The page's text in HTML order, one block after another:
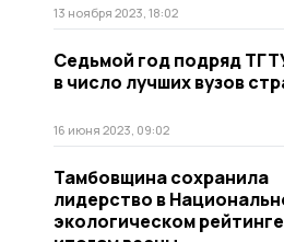
13 ноября 2023, 18:02
Седьмой год подряд
в число лучших вузов
16 июня 2023, 09:02
Тамбовщина сохранила
лидерство в
экологическом